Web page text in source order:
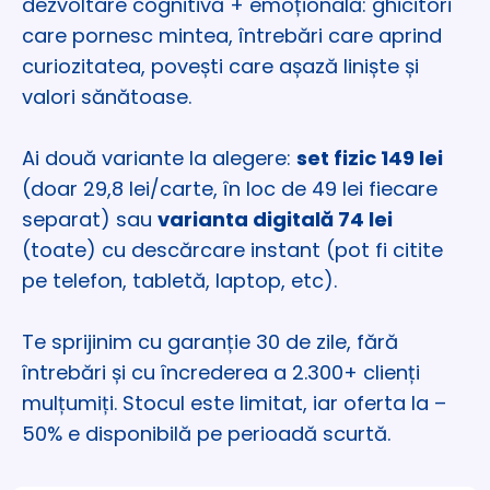
care pornesc mintea, întrebări care aprind
curiozitatea, povești care așază liniște și
valori sănătoase.
Ai două variante la alegere: set fizic 149 lei
(doar 29,8 lei/carte, în loc de 49 lei fiecare
separat) sau varianta digitală 74 lei
(toate) cu descărcare instant (pot fi citite
pe telefon, tabletă, laptop, etc).
Te sprijinim cu garanție 30 de zile, fără
întrebări și cu încrederea a 2.300+ clienți
mulțumiți. Stocul este limitat, iar oferta la –
50% e disponibilă pe perioadă scurtă.